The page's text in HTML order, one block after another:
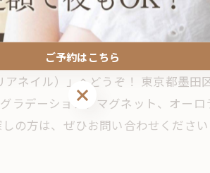
ットネイル #オーロラフレンチ #
2025
ネイル）」へどうぞ！ 東京都墨田
ラデーション、マグネット、オー
の方は、ぜひお問い合わせください
ご予約はこちら
ご予約はこちら